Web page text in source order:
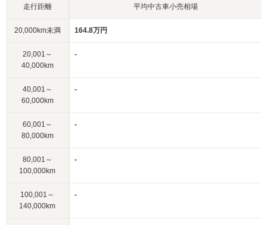
走行距離 平均中古車小売相場
20,000km未満 164.8万円
20,001～
40,000km
-
40,001～
60,000km
-
60,001～
80,000km
-
80,001～
100,000km
-
100,001～
140,000km
-